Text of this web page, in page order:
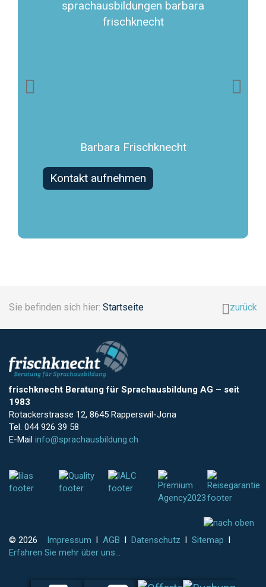
Barbara Frischknecht
Kontakt aufnehmen
Sie befinden sich hier: Startseite zurück
frischknecht Beratung für Sprachausbildung AG – seit
1983
Rotackerstrasse 12, 8645 Rapperswil-Jona
Tel. 044 926 39 58
E-Mail info@sprachausbildung.ch
© 2026 Impressum l AGB l Datenschutz l Sitemap l
Erfahren Sie mehr über uns...